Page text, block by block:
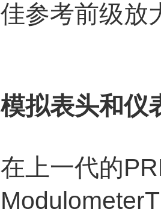
佳参考前级放
模拟表头和仪
在上一代的